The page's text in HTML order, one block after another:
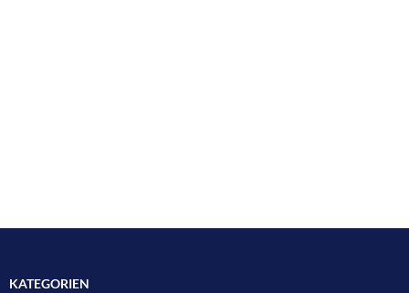
KATEGORIEN